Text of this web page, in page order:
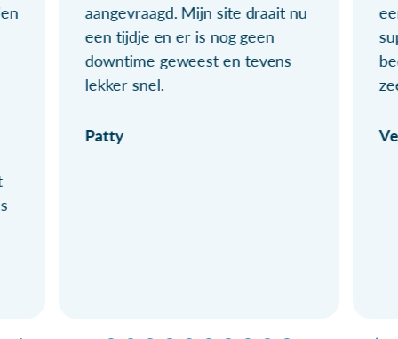
aangevraagd. Mijn site draait nu
een tijdje en er is nog geen
downtime geweest en tevens
lekker snel.
Patty